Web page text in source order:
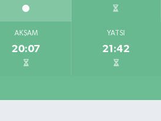
AKŞAM
20:07
YATSI
21:42